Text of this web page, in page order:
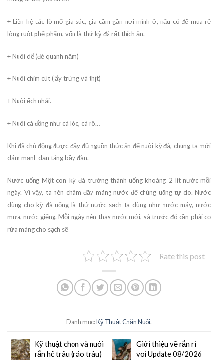
+ Liên hệ các lò mổ gia súc, gia cầm gần nơi mình ở, nấu có để mua rẻ
lòng ruột phế phẩm, vốn là thứ kỳ đà rất thích ăn.
+ Nuôi dế (đẻ quanh năm)
+ Nuôi chim cút (lấy trứng và thịt)
+ Nuôi ếch nhái.
+ Nuôi cá đồng như cá lóc, cá rô…
Khi đã chủ động được đầy đủ nguồn thức ăn để nuôi kỳ đà, chúng ta mới
dám mạnh dạn tăng bầy đàn.
Nước uống Một con kỳ đà trưởng thành uống khoảng 2 lít nước mỗi
ngày. Vì vậy, ta nên châm đầy máng nước để chúng uống tự do. Nước
dùng cho kỳ đà uống là thứ nước sạch ta dùng như nước máy, nước
mưa, nước giếng. Mỗi ngày nên thay nước mới, và trước đó cần phải cọ
rửa máng cho sạch sẽ
Rate this post
Danh mục:Kỹ Thuật Chăn Nuôi.
Kỹ thuật chọn và nuôi
rắn hổ trâu (ráo trâu)
Giới thiệu về rắn ri
voi Update 08/2026